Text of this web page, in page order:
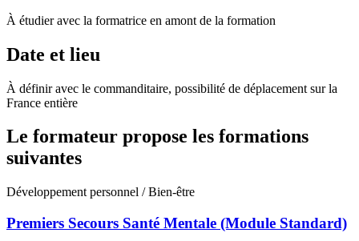
À étudier avec la formatrice en amont de la formation
Date et lieu
À définir avec le commanditaire, possibilité de déplacement sur la
France entière
Le formateur propose les formations
suivantes
Développement personnel / Bien-être
Premiers Secours Santé Mentale (Module Standard)